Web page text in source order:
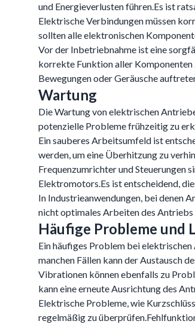
und Energieverlusten führen.Es ist
Elektrische Verbindungen müssen
sollten alle elektronischen
Vor der Inbetriebnahme ist eine
korrekte Funktion aller Komponenten
Bewegungen oder Geräusche
Wartung
Die Wartung von elektrischen
potenzielle Probleme frühzeitig zu
Ein sauberes Arbeitsumfeld ist
werden, um eine Überhitzung zu
Frequenzumrichter und Steuerungen
Elektromotors.Es ist entscheidend,
In Industrieanwendungen, bei denen
nicht optimales Arbeiten des
Häufige Probleme und
Ein häufiges Problem bei
manchen Fällen kann der Austausch
Vibrationen können ebenfalls zu
kann eine erneute Ausrichtung des
Elektrische Probleme, wie
regelmäßig zu